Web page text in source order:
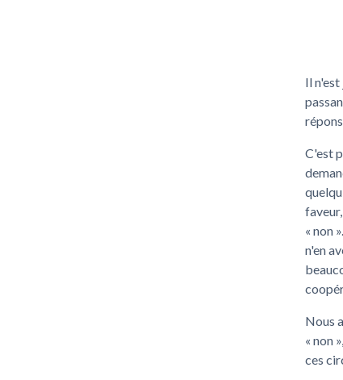
Il
C'est
« non
n'en
Nous
« non
ces